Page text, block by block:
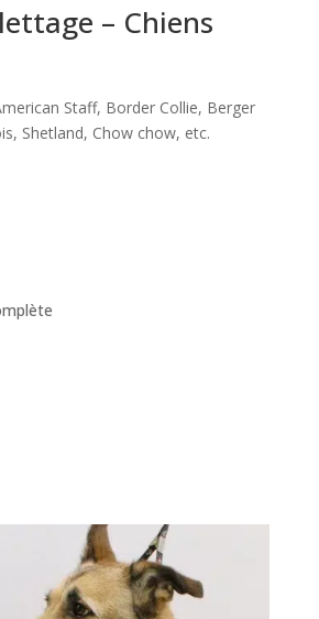
– Chiens
Staff, Border Collie, Berger
Shetland, Chow chow, etc.